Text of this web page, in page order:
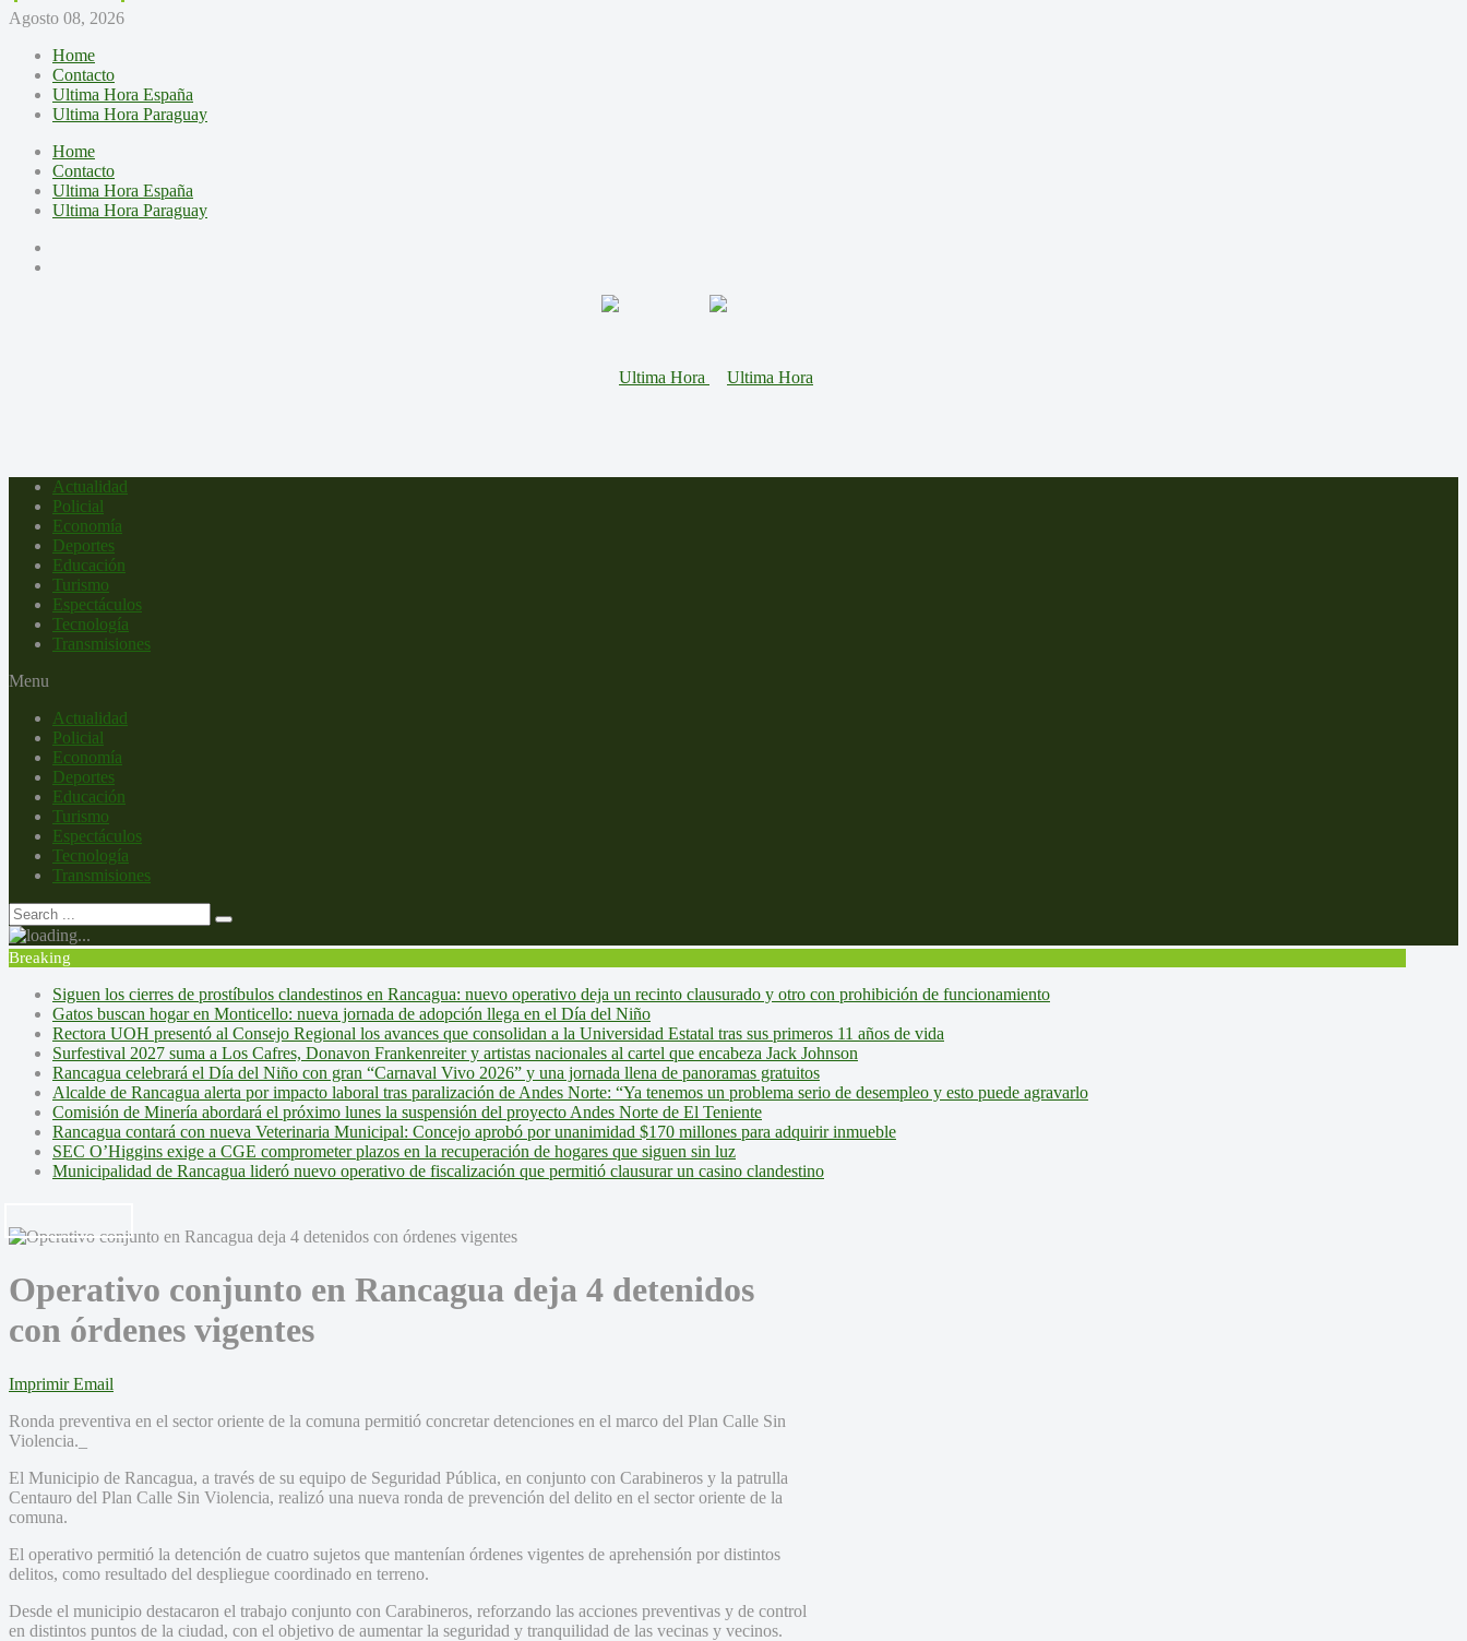
Agosto 08, 2026
Home
Contacto
Ultima Hora España
Ultima Hora Paraguay
Home
Contacto
Ultima Hora España
Ultima Hora Paraguay
Actualidad
Policial
Economía
Deportes
Educación
Turismo
Espectáculos
Tecnología
Transmisiones
Menu
Actualidad
Policial
Economía
Deportes
Educación
Turismo
Espectáculos
Tecnología
Transmisiones
Breaking
Siguen los cierres de prostíbulos clandestinos en Rancagua: nuevo operativo deja un recinto clausurado y otro con prohibición de funcionamiento
Gatos buscan hogar en Monticello: nueva jornada de adopción llega en el Día del Niño
Rectora UOH presentó al Consejo Regional los avances que consolidan a la Universidad Estatal tras sus primeros 11 años de vida
Surfestival 2027 suma a Los Cafres, Donavon Frankenreiter y artistas nacionales al cartel que encabeza Jack Johnson
Rancagua celebrará el Día del Niño con gran “Carnaval Vivo 2026” y una jornada llena de panoramas gratuitos
Alcalde de Rancagua alerta por impacto laboral tras paralización de Andes Norte: “Ya tenemos un problema serio de desempleo y esto puede agravarlo
Comisión de Minería abordará el próximo lunes la suspensión del proyecto Andes Norte de El Teniente
Rancagua contará con nueva Veterinaria Municipal: Concejo aprobó por unanimidad $170 millones para adquirir inmueble
SEC O’Higgins exige a CGE comprometer plazos en la recuperación de hogares que siguen sin luz
Municipalidad de Rancagua lideró nuevo operativo de fiscalización que permitió clausurar un casino clandestino
Operativo conjunto en Rancagua deja 4 detenidos
con órdenes vigentes
Imprimir Email
Ronda preventiva en el sector oriente de la comuna permitió concretar detenciones en el marco del Plan Calle Sin
Violencia._
El Municipio de Rancagua, a través de su equipo de Seguridad Pública, en conjunto con Carabineros y la patrulla
Centauro del Plan Calle Sin Violencia, realizó una nueva ronda de prevención del delito en el sector oriente de la
comuna.
El operativo permitió la detención de cuatro sujetos que mantenían órdenes vigentes de aprehensión por distintos
delitos, como resultado del despliegue coordinado en terreno.
Desde el municipio destacaron el trabajo conjunto con Carabineros, reforzando las acciones preventivas y de control
en distintos puntos de la ciudad, con el objetivo de aumentar la seguridad y tranquilidad de las vecinas y vecinos.